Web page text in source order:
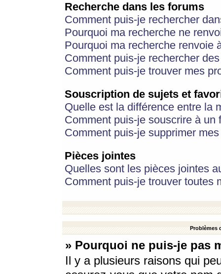
Recherche dans les forums
Comment puis-je rechercher
Pourquoi ma recherche ne
Pourquoi ma recherche renvoie
Comment puis-je rechercher
Comment puis-je trouver mes
Souscription de sujets et
Quelle est la différence entre la
Comment puis-je souscrire à
Comment puis-je supprimer
Pièces jointes
Quelles sont les pièces jointes
Comment puis-je trouver toutes
Problèmes
» Pourquoi ne puis-je pas
Il y a plusieurs raisons qui